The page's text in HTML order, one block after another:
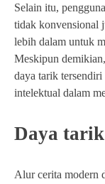
Selain itu,
tidak konvensional
lebih dalam untuk
Meskipun
daya tarik
intelektual dalam
Daya
Alur cerita modern